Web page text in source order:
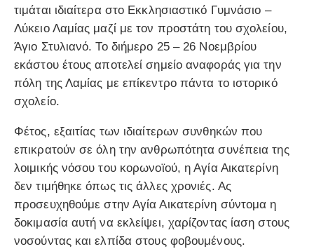
τιμάται ιδιαίτερα στο Εκκλησιαστικό Γυμνάσιο –
Λύκειο Λαμίας μαζί με τον προστάτη του σχολείου,
Άγιο Στυλιανό. Το διήμερο 25 – 26 Νοεμβρίου
εκάστου έτους αποτελεί σημείο αναφοράς για την
πόλη της Λαμίας με επίκεντρο πάντα το ιστορικό
σχολείο.
Φέτος, εξαιτίας των ιδιαίτερων συνθηκών που
επικρατούν σε όλη την ανθρωπότητα συνέπεια της
λοιμικής νόσου του κορωνοϊού, η Αγία Αικατερίνη
δεν τιμήθηκε όπως τις άλλες χρονιές. Ας
προσευχηθούμε στην Αγία Αικατερίνη σύντομα η
δοκιμασία αυτή να εκλείψει, χαρίζοντας ίαση στους
νοσούντας και ελπίδα στους φοβουμένους.